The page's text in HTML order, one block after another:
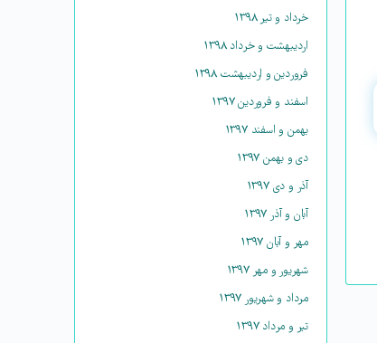
خرداد و تیر ۱۳۹۸
اردیبهشت و خرداد ۱۳۹۸
فروردین و اردیبهشت ۱۳۹۸
اسفند و فروردین ۱۳۹۷
بهمن و اسفند ۱۳۹۷
دی و بهمن ۱۳۹۷
آذر و دی ۱۳۹۷
آبان و آذر ۱۳۹۷
مهر و آبان ۱۳۹۷
شهریور و مهر ۱۳۹۷
مرداد و شهریور ۱۳۹۷
تیر و مرداد ۱۳۹۷